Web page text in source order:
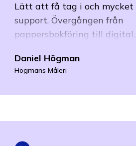
Lätt att få tag i och mycket
support. Övergången från
pappersbokföring till digital
Övergången till digital
har dessutom sparat mig
Daniel Högman
Högmans Måleri